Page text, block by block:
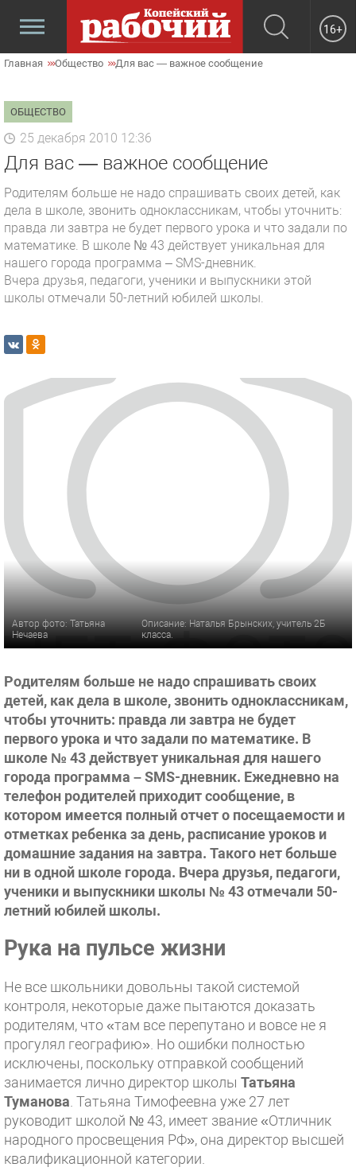
16+
Главная Общество Для вас — важное сообщение
ОБЩЕСТВО
25 декабря 2010 12:36
Для вас — важное сообщение
Родителям больше не надо спрашивать своих детей, как
дела в школе, звонить одноклассникам, чтобы уточнить:
правда ли завтра не будет первого урока и что задали по
математике. В школе № 43 действует уникальная для
нашего города программа – SMS-дневник.
Вчера друзья, педагоги, ученики и выпускники этой
школы отмечали 50-летний юбилей школы.
Автор фото: Татьяна
Нечаева
Описание: Наталья Брынских, учитель 2Б
класса.
Родителям больше не надо спрашивать своих
детей, как дела в школе, звонить одноклассникам,
чтобы уточнить: правда ли завтра не будет
первого урока и что задали по математике. В
школе № 43 действует уникальная для нашего
города программа – SMS-дневник. Ежедневно на
телефон родителей приходит сообщение, в
котором имеется полный отчет о посещаемости и
отметках ребенка за день, расписание уроков и
домашние задания на завтра. Такого нет больше
ни в одной школе города. Вчера друзья, педагоги,
ученики и выпускники школы № 43 отмечали 50-
летний юбилей школы.
Рука на пульсе жизни
Не все школьники довольны такой системой
контроля, некоторые даже пытаются доказать
родителям, что «там все перепутано и вовсе не я
прогулял географию». Но ошибки полностью
исключены, поскольку отправкой сообщений
занимается лично директор школы Татьяна
Туманова . Татьяна Тимофеевна уже 27 лет
руководит школой № 43, имеет звание «Отличник
народного просвещения РФ», она директор высшей
квалификационной категории.